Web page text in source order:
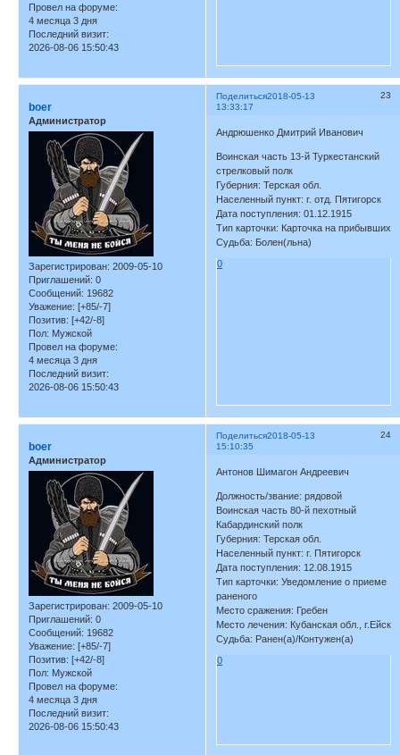
Провел на форуме:
4 месяца 3 дня
Последний визит:
2026-08-06 15:50:43
Поделиться 23
2018-05-13
13:33:17
boer
Администратор
Зарегистрирован: 2009-05-10
Приглашений: 0
Сообщений: 19682
Уважение: [+85/-7]
Позитив: [+42/-8]
Пол: Мужской
Провел на форуме:
4 месяца 3 дня
Последний визит:
2026-08-06 15:50:43
Андрюшенко Дмитрий Иванович
Воинская часть 13-й Туркестанский
стрелковый полк
Губерния: Терская обл.
Населенный пункт: г. отд. Пятигорск
Дата поступления: 01.12.1915
Тип карточки: Карточка на прибывших
Судьба: Болен(льна)
0
Поделиться 24
2018-05-13
15:10:35
boer
Администратор
Зарегистрирован: 2009-05-10
Приглашений: 0
Сообщений: 19682
Уважение: [+85/-7]
Позитив: [+42/-8]
Пол: Мужской
Провел на форуме:
4 месяца 3 дня
Последний визит:
2026-08-06 15:50:43
Антонов Шимагон Андреевич
Должность/звание: рядовой
Воинская часть 80-й пехотный
Кабардинский полк
Губерния: Терская обл.
Населенный пункт: г. Пятигорск
Дата поступления: 12.08.1915
Тип карточки: Уведомление о приеме
раненого
Место сражения: Гребен
Место лечения: Кубанская обл., г.Ейск
Судьба: Ранен(а)/Контужен(а)
0